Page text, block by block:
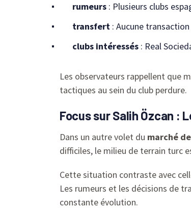
rumeurs : Plusieurs clubs
transfert : Aucune
clubs intéressés : Real
Les observateurs rappellent que
tactiques au sein du club perdure.
Focus sur Salih Özcan :
Dans un autre volet du marché
difficiles, le milieu de terrain turc
Cette situation contraste avec
Les rumeurs et les décisions de
constante évolution.